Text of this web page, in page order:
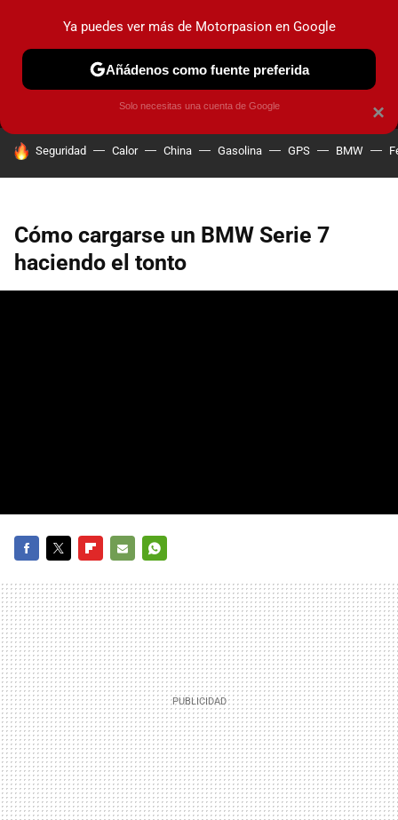
MENÚ NUEVO
COCHES ELÉCTRICOS OBSERVATORIO
HOY SE HABLA DE
Seguridad Calor China Gasolina GPS BMW
Cómo cargarse un BMW Serie 7
haciendo el tonto
MAIL
×
Ya puedes ver más de Motorpasion en Google
Añádenos como fuente preferida
Solo necesitas una cuenta de Google